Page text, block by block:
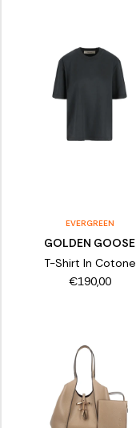
EVERGREEN
GOLDEN GOOSE
T-Shirt In Cotone
€190,00